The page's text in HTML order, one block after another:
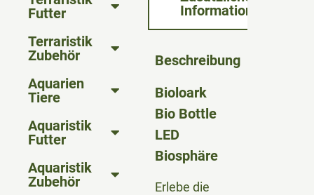
Futter
Terraristik
Zubehör
Aquarien
Tiere
Aquaristik
Futter
Aquaristik
Zubehör
Informationen
Beschreibung
Bioloark
Bio Bottle
LED
Biosphäre
Erlebe die